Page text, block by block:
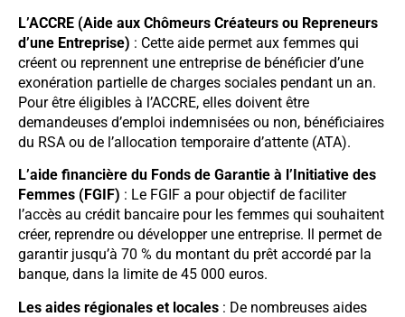
L’ACCRE (Aide aux Chômeurs Créateurs ou Repreneurs
d’une Entreprise) : Cette aide permet aux femmes qui
créent ou reprennent une entreprise de bénéficier d’une
exonération partielle de charges sociales pendant un an.
Pour être éligibles à l’ACCRE, elles doivent être
demandeuses d’emploi indemnisées ou non, bénéficiaires
du RSA ou de l’allocation temporaire d’attente (ATA).
L’aide financière du Fonds de Garantie à l’Initiative des
Femmes (FGIF) : Le FGIF a pour objectif de faciliter
l’accès au crédit bancaire pour les femmes qui souhaitent
créer, reprendre ou développer une entreprise. Il permet de
garantir jusqu’à 70 % du montant du prêt accordé par la
banque, dans la limite de 45 000 euros.
Les aides régionales et locales : De nombreuses aides